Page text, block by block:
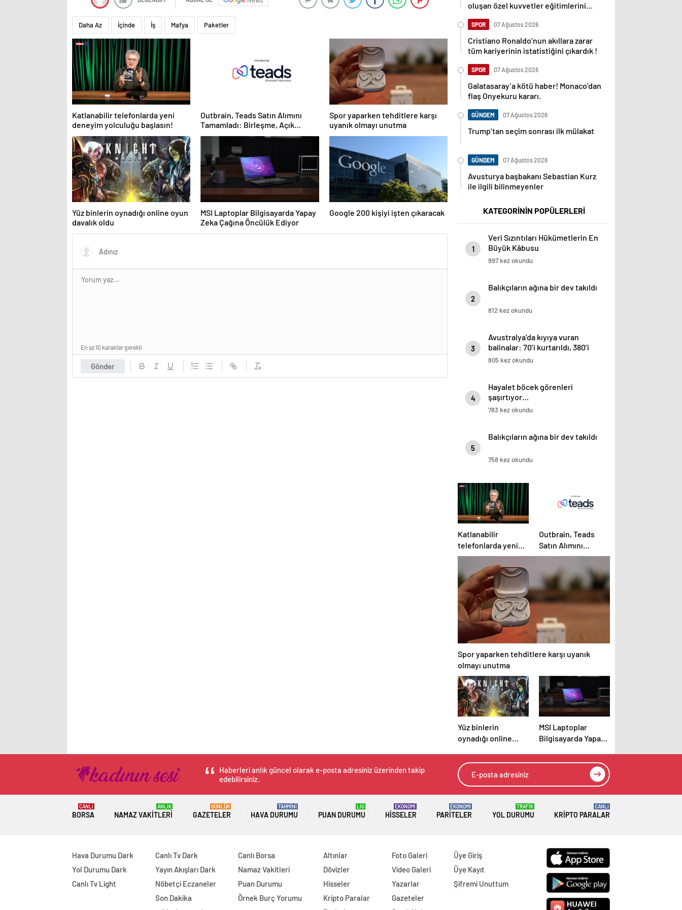
Daha Az İçinde İş Mafya Paketler
Katlanabilir telefonlarda yeni
deneyim yolculuğu başlasın!
Outbrain, Teads Satın Alımını
Tamamladı: Birleşme, Açık
İnternet için Tüm Kanallarda
Sonuç Odaklı Bir Platform
Oluşturuyor
Spor yaparken tehditlere karşı
uyanık olmayı unutma
Yüz binlerin oynadığı online oyun
davalık oldu
MSI Laptoplar Bilgisayarda Yapay
Zeka Çağına Öncülük Ediyor
Google 200 kişiyi işten çıkaracak
Gönder
En az 10 karakter gerekli
oluşan özel kuvvetler eğitimlerini
SPOR 07 Ağustos 2026
Cristiano Ronaldo’nun akıllara zarar
tüm kariyerinin istatistiğini çıkardık !
SPOR 07 Ağustos 2026
Galatasaray’a kötü haber! Monaco’dan
flaş Onyekuru kararı.
GÜNDEM 07 Ağustos 2026
Trump’tan seçim sonrası ilk mülakat
GÜNDEM 07 Ağustos 2026
Avusturya başbakanı Sebastian Kurz
ile ilgili bilinmeyenler
KATEGORİNİN POPÜLERLERİ
1
Veri Sızıntıları Hükümetlerin En
Büyük Kâbusu
997 kez okundu
2
Balıkçıların ağına bir dev takıldı
812 kez okundu
3
Avustralya’da kıyıya vuran
balinalar: 70’i kurtarıldı, 380’i
öldü
805 kez okundu
4
Hayalet böcek görenleri
şaşırtıyor…
783 kez okundu
5
Balıkçıların ağına bir dev takıldı
758 kez okundu
Katlanabilir
telefonlarda yeni
deneyim yolculuğu
başlasın!
Outbrain, Teads
Satın Alımını
Tamamladı:
Birleşme, Açık
İnternet için Tüm
Kanallarda Sonuç
Odaklı Bir Platform
Spor yaparken tehditlere karşı uyanık
olmayı unutma
Yüz binlerin
oynadığı online
MSI Laptoplar
Bilgisayarda Yapay
Öncülük Ediyor
Haberleri anlık güncel olarak e-posta adresiniz üzerinden takip
edebilirsiniz.
BORSA
CANLI
NAMAZ VAKITLERI
ANLIK
GAZETELER
GÜNLÜK
HAVA DURUMU
TAHMİNİ
PUAN DURUMU
LİG
HISSELER
EKONOMİ
PARITELER
EKONOMİ
YOL DURUMU
TRAFİK
KRIPTO PARALAR
CANLI
Hava Durumu Dark
Yol Durumu Dark
Canlı Tv Light
Canlı Tv Dark
Yayın Akışları Dark
Nöbetçi Eczaneler
Son Dakika
Canlı Borsa
Namaz Vakitleri
Puan Durumu
Örnek Burç Yorumu
Altınlar
Dövizler
Hisseler
Kripto Paralar
Foto Galeri
Video Galeri
Yazarlar
Gazeteler
Üye Giriş
Üye Kayıt
Şifremi Unuttum